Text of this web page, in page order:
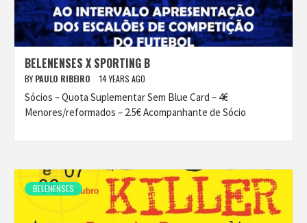
BELENENSES X SPORTING B
BY PAULO RIBEIRO 14 YEARS AGO
Sócios – Quota Suplementar Sem Blue Card – 4€
Menores/reformados – 2.5€ Acompanhante de Sócio
BELENENSES